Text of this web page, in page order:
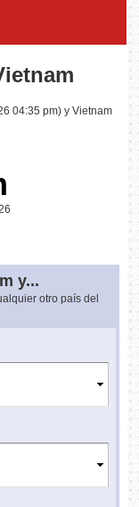
04:35 pm) y Vietnam
y...
otro país del